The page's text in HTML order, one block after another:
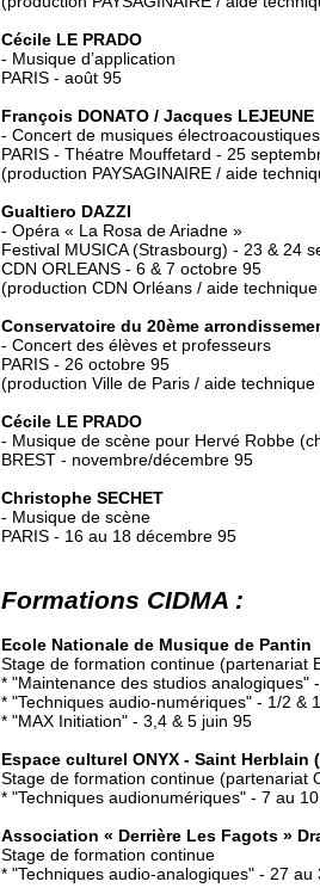
Cécile LE PRADO
- Musique d’application
PARIS - août 95
François DONATO / Jacques LEJEUNE
- Concert de musiques
PARIS - Théatre Mouffetard - 25
(production PAYSAGINAIRE / aide
Gualtiero DAZZI
- Opéra « La Rosa de Ariadne »
Festival MUSICA (Strasbourg) - 23 & 24
CDN ORLEANS - 6 & 7 octobre 95
(production CDN Orléans / aide technique
Conservatoire du 20ème
- Concert des élèves et professeurs
PARIS - 26 octobre 95
(production Ville de Paris / aide technique
Cécile LE PRADO
- Musique de scène pour Hervé Robbe
BREST - novembre/décembre 95
Christophe SECHET
- Musique de scène
PARIS - 16 au 18 décembre 95
Formations CIDMA :
Ecole Nationale de Musique de Pantin
Stage de formation continue (partenariat
* "Maintenance des studios analogiques"
* "Techniques audio-numériques" - 1/2 &
* "MAX Initiation" - 3,4 & 5 juin 95
Espace culturel ONYX - Saint Herblain
Stage de formation continue (partenariat
* "Techniques audionumériques" - 7 au
Association « Derrière Les Fagots »
Stage de formation continue
* "Techniques audio-analogiques" - 27 au